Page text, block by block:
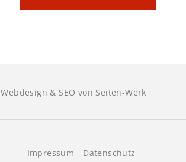
Webdesign & SEO von Seiten-Werk
Impressum Datenschutz